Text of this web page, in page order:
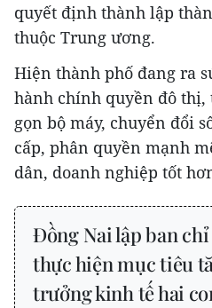
quyết định thành lập
thuộc Trung ương.
Hiện thành phố đang ra
hành chính quyền đô
gọn bộ máy, chuyển đổi
cấp, phân quyền mạnh
dân, doanh nghiệp tốt
Đồng Nai lập ban
thực hiện mục tiêu
trưởng kinh tế hai